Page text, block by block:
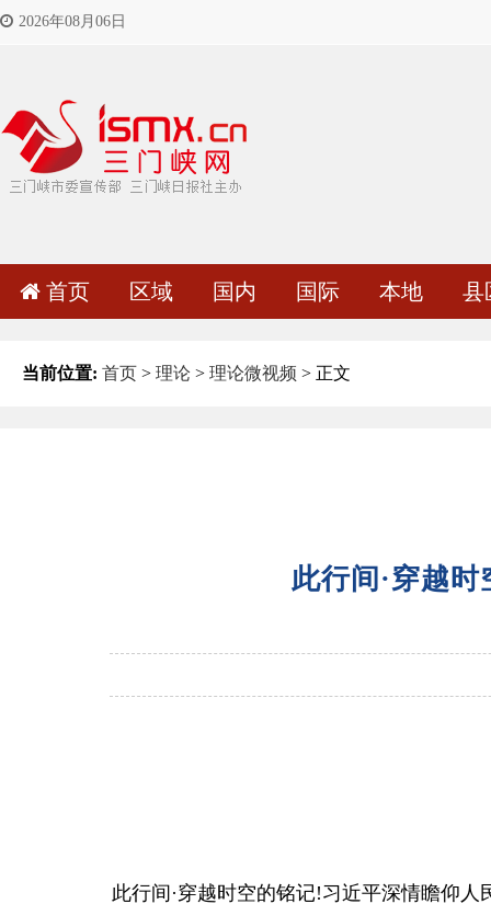
2026年08月06日
首页 区域 国内 国际 本地 县
当前位置: 首页 > 理论 > 理论微视频 > 正文
此行间·穿越
此行间·穿越时空的铭记!习近平深情瞻仰人